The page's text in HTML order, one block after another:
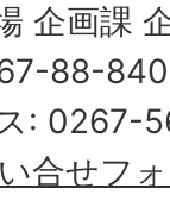
企画課
88-
: 0267-
合せフ